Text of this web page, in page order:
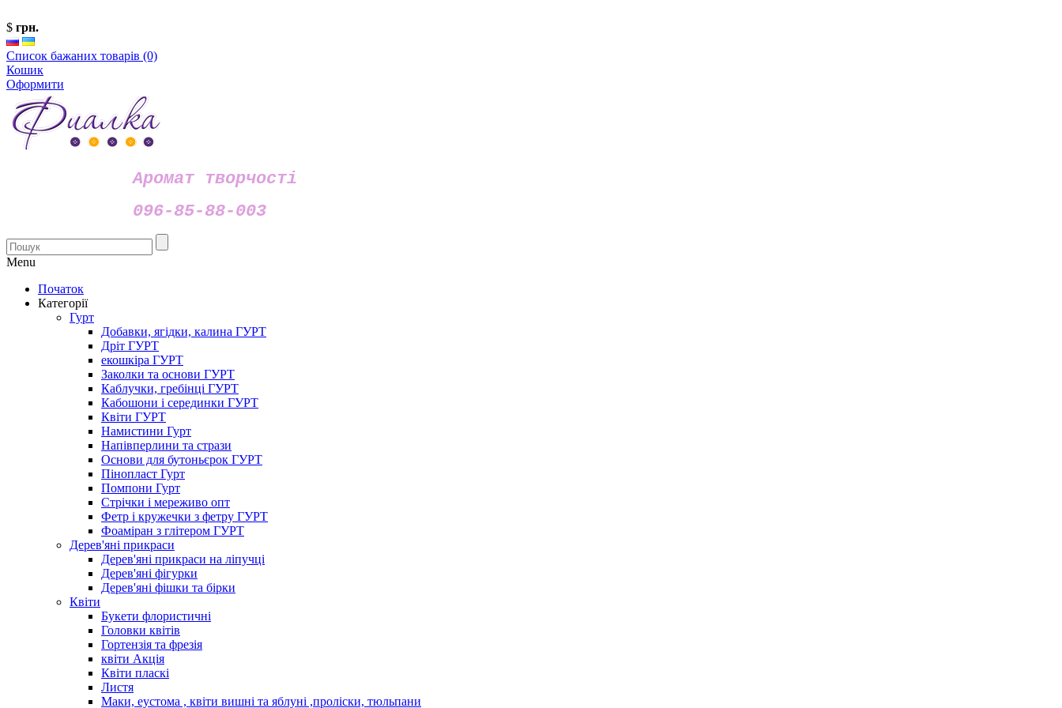
$ грн.
Список бажаних товарів (0)
Кошик
Оформити
Аромат творчості
096-85-88-003
Menu
Початок
Категорії
Гурт
Добавки, ягідки, калина ГУРТ
Дріт ГУРТ
екошкіра ГУРТ
Заколки та основи ГУРТ
Каблучки, гребінці ГУРТ
Кабошони і серединки ГУРТ
Квіти ГУРТ
Намистини Гурт
Напівперлини та стрази
Основи для бутоньєрок ГУРТ
Пінопласт Гурт
Помпони Гурт
Стрічки і мереживо опт
Фетр і кружечки з фетру ГУРТ
Фоаміран з глітером ГУРТ
Дерев'яні прикраси
Дерев'яні прикраси на ліпучці
Дерев'яні фігурки
Дерев'яні фішки та бірки
Квіти
Букети флористичні
Головки квітів
Гортензія та фрезія
квіти Акція
Квіти пласкі
Листя
Маки, еустома , квіти вишні та яблуні ,проліски, тюльпани